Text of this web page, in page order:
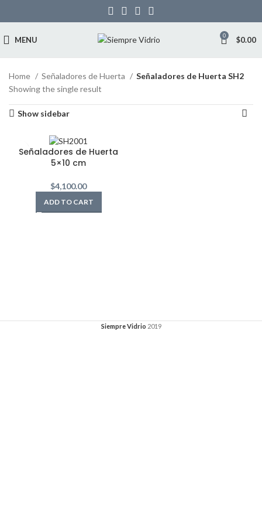
MENU 0 $0.00
Home Señaladores de Huerta
Señaladores de Huerta SH2
Showing the single result
Show sidebar
Señaladores de Huerta
5×10 cm
$4,100.00
ADD TO CART
Siempre Vidrio 2019